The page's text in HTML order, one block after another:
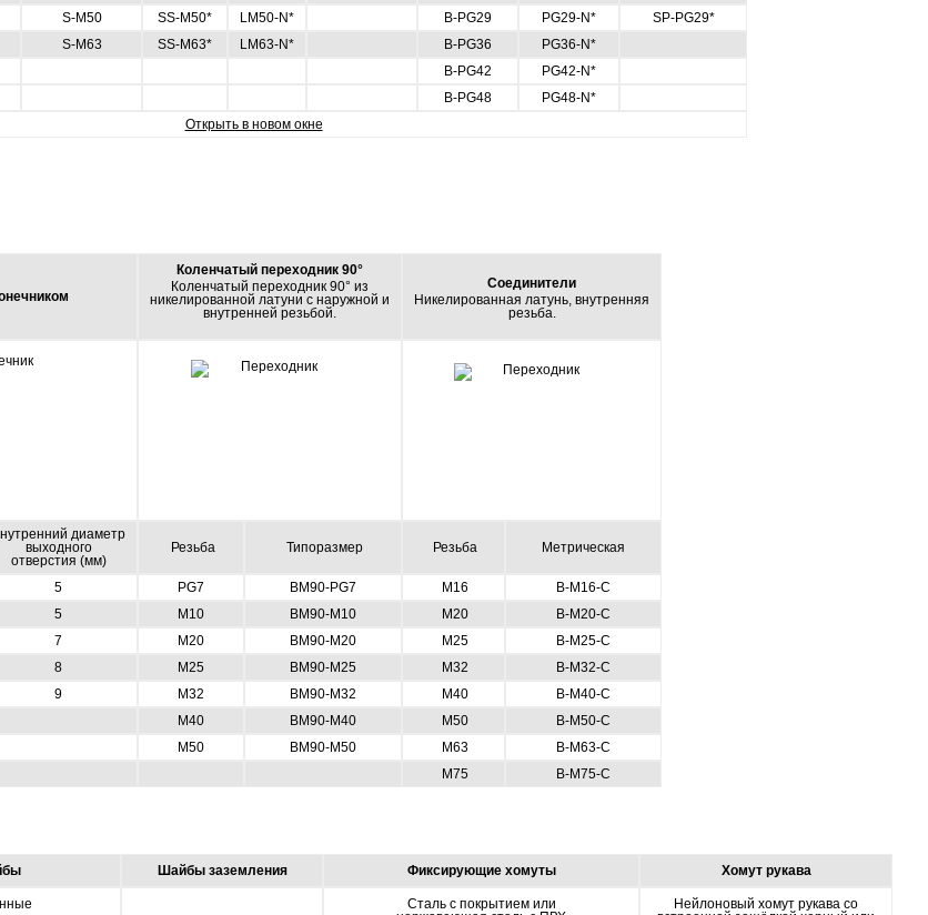
S-M50 SS-M50* LM50-N* B-PG29 PG29-N*
SP-PG29*
S-M63 SS-M63* LM63-N* B-PG36
PG36-N*
B-PG42
PG42-N*
B-PG48
PG48-N*
Открыть в новом окне
Коленчатый переходник 90°
Коленчатый переходник 90° из
никелированной латуни с наружной и
внутренней резьбой.
Соединители
Никелированная латунь, внутренняя
резьба.
диаметр
выходного
отверстия (мм)
Резьба Типоразмер Резьба Метрическая
5 PG7 BM90-PG7 М16
В-М16-С
5 M10 BM90-M10 М20
В-М20-С
7 M20 BM90-M20 М25
В-М25-С
8 M25 BM90-M25 М32
В-М32-С
9 M32 BM90-M32 М40
В-М40-С
M40
BM90-M40 М50
В-М50-С
M50
BM90-M50 М63
В-М63-С
М75
В-М75-С
Шайбы заземления Фиксирующие хомуты Хомут рукава
Сталь с покрытием или
Нейлоновый хомут рукава со